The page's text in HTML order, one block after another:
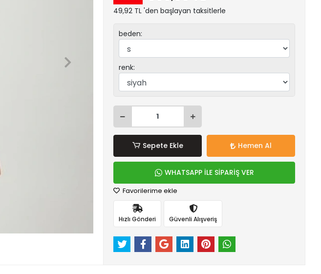
49,92 TL 'den başlayan taksitlerle
beden:
renk:
Sepete Ekle Hemen Al
WHATSAPP İLE SİPARİŞ VER
Favorilerime ekle
Hızlı Gönderi Güvenli Alışveriş